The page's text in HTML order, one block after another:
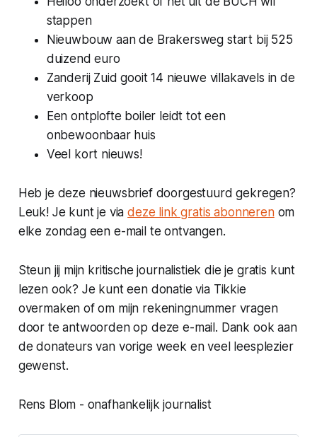
stappen
Nieuwbouw aan de Brakersweg start bij 525
duizend euro
Zanderij Zuid gooit 14 nieuwe villakavels in de
verkoop
Een ontplofte boiler leidt tot een
onbewoonbaar huis
Veel kort nieuws!
Heb je deze nieuwsbrief doorgestuurd gekregen?
Leuk! Je kunt je viadeze link gratis abonnerenom
elke zondag een e-mail te ontvangen.
Steun jij mijn kritische journalistiek die je gratis kunt
lezen ook? Je kunt een donatie via Tikkie
overmaken of om mijn rekeningnummer vragen
door te antwoorden op deze e-mail. Dank ook aan
de donateurs van vorige week en veel leesplezier
gewenst.
Rens Blom - onafhankelijk journalist